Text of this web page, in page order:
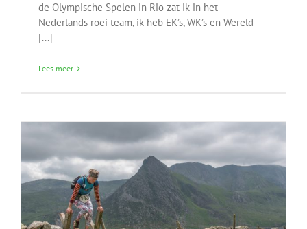
de Olympische Spelen in Rio zat ik in het
Nederlands roei team, ik heb EK’s, WK’s en Wereld
[...]
Lees meer